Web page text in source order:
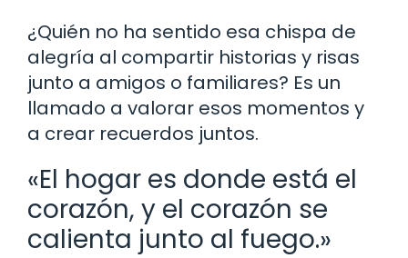
¿Quién no ha sentido esa chispa de
alegría al compartir historias y risas
junto a amigos o familiares? Es un
llamado a valorar esos momentos y
a crear recuerdos juntos.
«El hogar es donde está el
corazón, y el corazón se
calienta junto al fuego.»